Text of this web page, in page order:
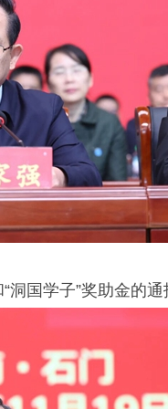
洞国学子”奖助金的通